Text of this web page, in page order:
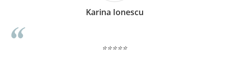
criptare digitala, asocierea unica a receptorului iti
permite sa mentii o conexiune sigura si privata cu
bebelusul tau in orice moment.
Karina Ionescu
⭐⭐⭐⭐⭐